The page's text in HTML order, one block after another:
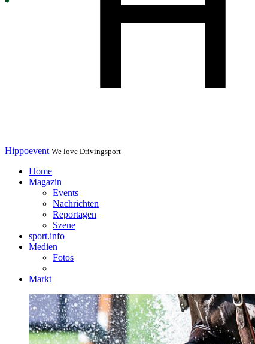
Hippoevent We love Drivingsport
Home
Magazin
Events
Nachrichten
Reportagen
Szene
sport.info
Medien
Fotos
Markt